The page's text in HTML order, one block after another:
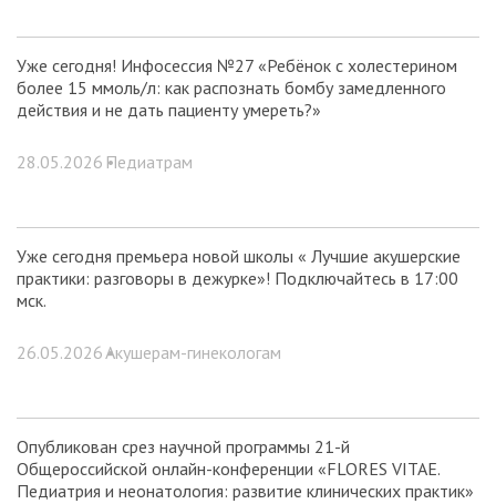
Уже сегодня! Инфосессия №27 «Ребёнок с холестерином
более 15 ммоль/л: как распознать бомбу замедленного
действия и не дать пациенту умереть?»
28.05.2026 •Педиатрам
Уже сегодня премьера новой школы « Лучшие акушерские
практики: разговоры в дежурке»! Подключайтесь в 17:00
мск.
26.05.2026 •Акушерам-гинекологам
Опубликован срез научной программы 21-й
Общероссийской онлайн-конференции «FLORES VITAE.
Педиатрия и неонатология: развитие клинических практик»